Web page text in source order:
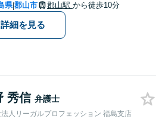
県|郡山市 郡山駅 から徒歩10分
詳細を見る
秀信 弁護士
人リーガルプロフェッション 福島支店